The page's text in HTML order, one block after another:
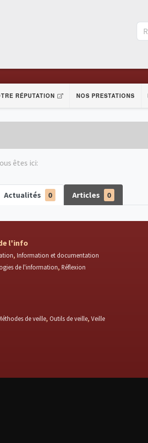
RÉPUTATION NOS PRESTATIONS
êtes ici:
Actualités 0 Articles 0
l'info
Information et documentation
de l'information Réflexion
de veille Outils de veille Veille